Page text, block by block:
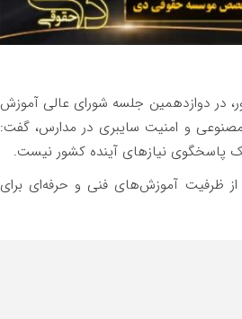
در دوازدهمین جلسه شورای عالی آموزش
و امنیت سایبری در مدارس، گفت:
پاسخگوی نیازهای آینده کشور نیست.
ظرفیت آموزش‌های فنی و حرفه‌ای برای